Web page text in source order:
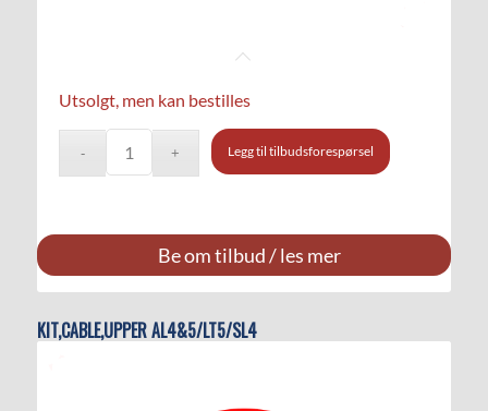
Utsolgt, men kan bestilles
Legg til tilbudsforespørsel
Be om tilbud / les mer
KIT,CABLE,UPPER AL4&5/LT5/SL4